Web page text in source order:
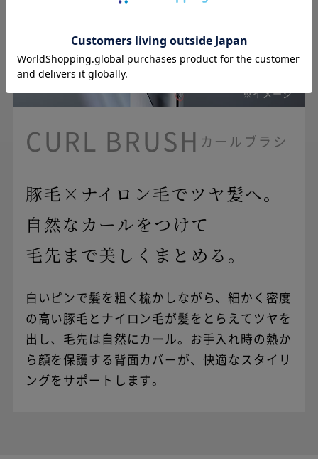
※イメージ
CURL BRUSH カールブラシ
豚毛×ナイロン毛でツヤ髪へ。
自然なカールをつけて
毛先まで美しくまとめる。
白いピンで髪を粗く梳かしながら、細かく密度
の高い豚毛とナイロン毛が髪をとらえてツヤを
出し、毛先は自然にカール。お手入れ時の熱か
ら顔を保護する背面カバーが、快適なスタイリ
ングをサポートします。
審査承認が確認でき次第、ご注文を確定しま
より詳しいご説明はこちら
※別ウインドウが開きます
支払月額（初月）：1,000円（税込）
支払月額（次月以降）：700円（税込）
支払期間：5年
実質年率：0%（当社負担）
分割手数料：0%（当社負担）
引き渡し日：株式会社ジャックスの審査終了
※ご本人様のみのお申込みとなります。
場合お申し込みできません。
※ご注文後、株式会社ジャックスよりクレジ
ット確認のお電話が、ご本人様あてに入る
場合がございます。
※株式会社ジャックスの審査の結果、ご希望
に添いかねる場合もあります。
ん。
※18歳以上20歳未満のお客様は親権者情報が
必要となる場合がございます。
※分割回数を60回にした場合の例です。分割
回数はお客様にてご選択いただけます。